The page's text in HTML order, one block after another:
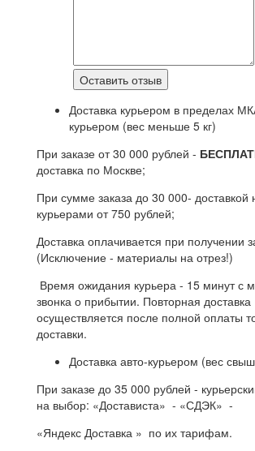
Доставка курьером в пределах
курьером (вес меньше 5 кг)
При заказе от 30 000 рублей -
доставка по Москве;
При сумме заказа до 30 000-
курьерами от 750 рублей;
Доставка оплачивается при получении
(Исключение - материалы на отрез!)
Время ожидания курьера - 15 минут с
звонка о прибытии. Повторная доставка
осуществляется после полной оплаты
доставки.
Доставка авто-курьером (вес
При заказе до 35 000 рублей -
на выбор: «Достависта» - «СДЭК» -
«Яндекс Доставка » по их тарифам.